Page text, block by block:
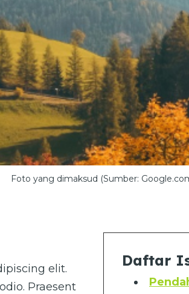
Foto yang dimaksud (Sumber:
elit.
Praesent
Daftar